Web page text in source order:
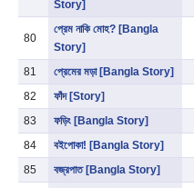
Story]
80
প্রেম নাকি মোহ? [Bangla
Story]
81
প্রেমের মড়া [Bangla Story]
82
ফাঁদ [Story]
83
ফড়িং [Bangla Story]
84
বইপোকা! [Bangla Story]
85
বজ্রপাত [Bangla Story]